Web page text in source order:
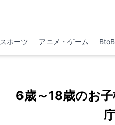
スポーツ アニメ・ゲーム
6歳～18歳のお